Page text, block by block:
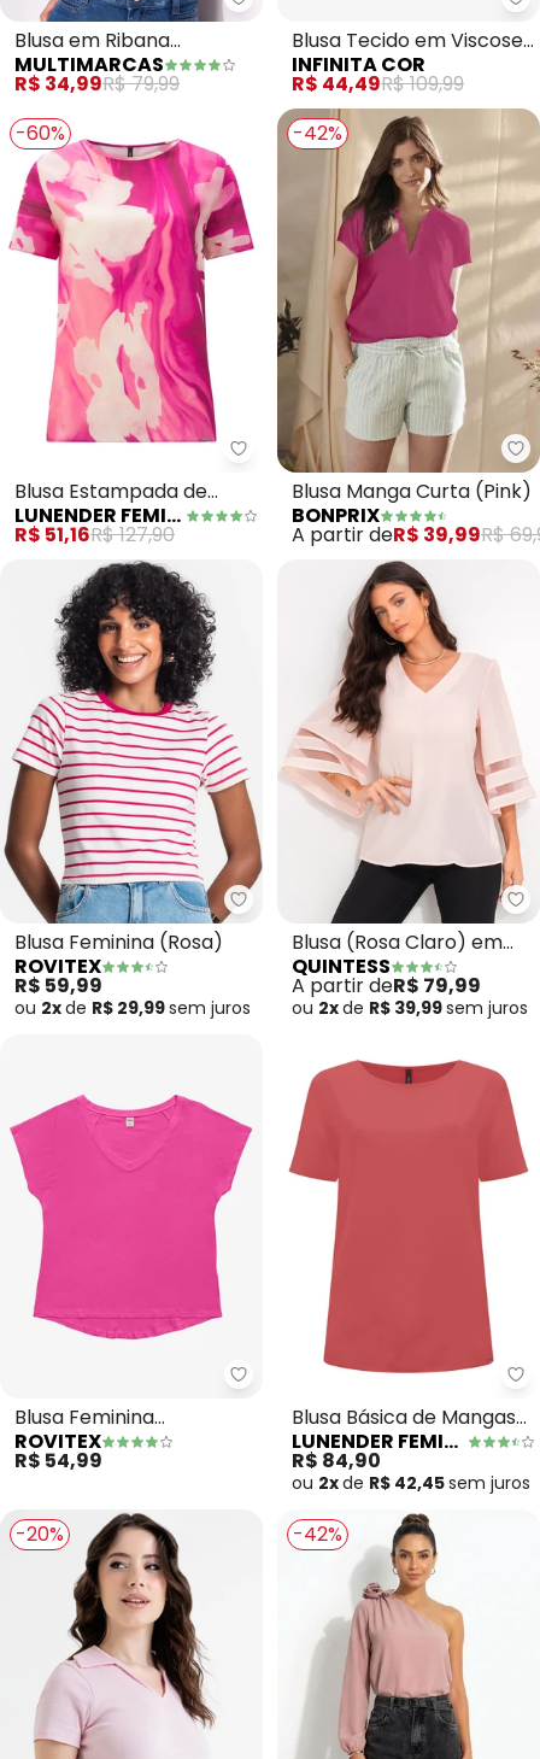
Multimarcas - Blusa em Ribana
Blusa em Ribana
Canelada (Rosa)
MULTIMARCAS
R$ 34,99R$ 79,99
Blusa Tecido em Viscose
Infinita Cor (Rosa)
INFINITA COR
R$ 44,49R$ 109,99
-60%
Lunender Feminina - Blusa
Blusa Estampada de
Mangas Curtas em
Viscose (Rosa)
LUNENDER FEMININA
R$ 51,16R$ 127,90
-42%
Blusa Manga Curta (Pink)
BONPRIX
A partir deR$ 39,99R$
Rovitex - Blusa Feminina (Rosa)
Blusa Feminina (Rosa)
ROVITEX
R$ 59,99
ou 2xde R$ 29,99sem juros
Blusa (Rosa Claro) em
Crepe Plano
QUINTESS
A partir deR$ 79,99
ou 2xde R$ 39,99sem juros
Rovitex - Blusa Feminina
Blusa Feminina
Viscotorcion (Rosa)
ROVITEX
R$ 54,99
Blusa Básica de Mangas
Curtas em Viscose
(Rosa)
LUNENDER FEMININA
R$ 84,90
ou 2xde R$ 42,45sem juros
-20% -42%